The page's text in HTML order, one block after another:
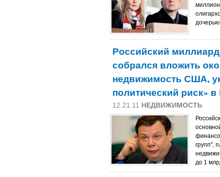
Российский
собрался вложить
недвижимость США,
политический риск»
12.21.11 НЕДВИЖИМОСТЬ
групп",
до 1